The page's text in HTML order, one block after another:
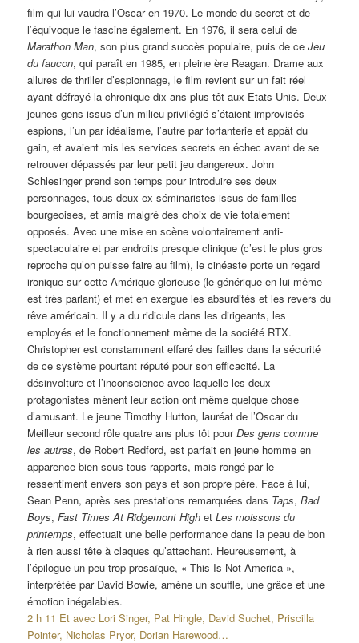
film qui lui vaudra l’Oscar en 1970. Le monde du secret et de
l’équivoque le fascine également. En 1976, il sera celui de
Marathon Man, son plus grand succès populaire, puis de ce Jeu
du faucon, qui paraît en 1985, en pleine ère Reagan. Drame aux
allures de thriller d’espionnage, le film revient sur un fait réel
ayant défrayé la chronique dix ans plus tôt aux Etats-Unis. Deux
jeunes gens issus d’un milieu privilégié s’étaient improvisés
espions, l’un par idéalisme, l’autre par forfanterie et appât du
gain, et avaient mis les services secrets en échec avant de se
retrouver dépassés par leur petit jeu dangereux. John
Schlesinger prend son temps pour introduire ses deux
personnages, tous deux ex-séminaristes issus de familles
bourgeoises, et amis malgré des choix de vie totalement
opposés. Avec une mise en scène volontairement anti-
spectaculaire et par endroits presque clinique (c’est le plus gros
reproche qu’on puisse faire au film), le cinéaste porte un regard
ironique sur cette Amérique glorieuse (le générique en lui-même
est très parlant) et met en exergue les absurdités et les revers du
rêve américain. Il y a du ridicule dans les dirigeants, les
employés et le fonctionnement même de la société RTX.
Christopher est constamment effaré des failles dans la sécurité
de ce système pourtant réputé pour son efficacité. La
désinvolture et l’inconscience avec laquelle les deux
protagonistes mènent leur action ont même quelque chose
d’amusant. Le jeune Timothy Hutton, lauréat de l’Oscar du
Meilleur second rôle quatre ans plus tôt pourDes gens comme
les autres, de Robert Redford, est parfait en jeune homme en
apparence bien sous tous rapports, mais rongé par le
ressentiment envers son pays et son propre père. Face à lui,
Sean Penn, après ses prestations remarquées dans Taps,Bad
Boys,Fast Times At Ridgemont High etLes moissons du
printemps, effectuait une belle performance dans la peau de bon
à rien aussi tête à claques qu’attachant. Heureusement, à
l’épilogue un peu trop prosaïque, « This Is Not America »,
interprétée par David Bowie, amène un souffle, une grâce et une
émotion inégalables.
2 h 11 Et avec Lori Singer, Pat Hingle, David Suchet, Priscilla
Pointer, Nicholas Pryor, Dorian Harewood…